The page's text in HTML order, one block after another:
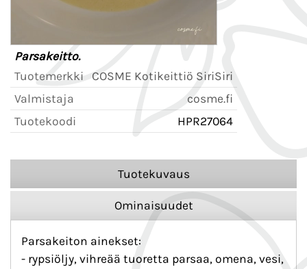
Parsakeitto.
Tuotemerkki
COSME Kotikeittiö SiriSiri
Valmistaja
cosme.fi
Tuotekoodi
HPR27064
Tuotekuvaus
Ominaisuudet
Parsakeiton ainekset:
- rypsiöljy, vihreää tuoretta parsaa, omena, vesi,